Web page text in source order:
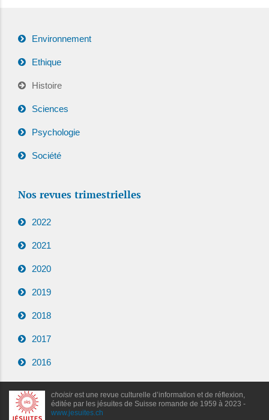
Environnement
Ethique
Histoire
Sciences
Psychologie
Société
Nos revues trimestrielles
2022
2021
2020
2019
2018
2017
2016
choisirest une revue culturelle d’information et de réflexion,
éditée par les jésuites de Suisse romande de 1959 à 2023 -
www.jesuites.ch